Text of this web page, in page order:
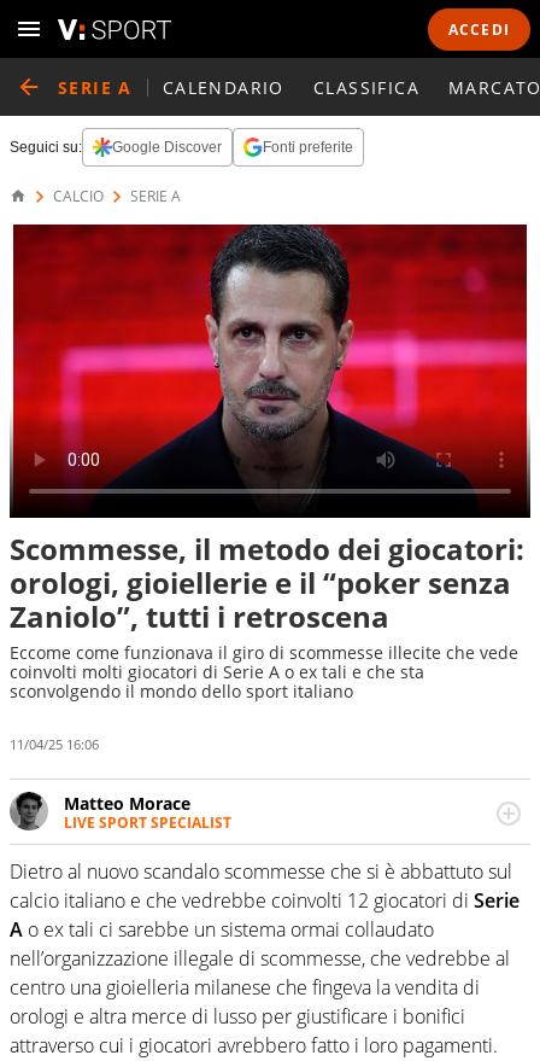
ACCEDI
SERIE A CALENDARIO CLASSIFICA
Seguici su: Google Discover Fonti preferite
CALCIO SERIE A
Scommesse, il metodo dei giocatori:
orologi, gioiellerie e il “poker senza
Zaniolo”, tutti i retroscena
Eccome come funzionava il giro di scommesse illecite che vede
coinvolti molti giocatori di Serie A o ex tali e che sta
sconvolgendo il mondo dello sport italiano
11/04/25 16:06
Matteo Morace
LIVE SPORT SPECIALIST
La multimedialità quale approccio personale e
professionale. Ama raccontare lo sport focalizzando ogni
attenzione sul tempo reale: la verità della dirette non
sono opinioni ma fatti
Dietro al nuovo scandalo scommesse che si è abbattuto sul
calcio italiano e che vedrebbe coinvolti 12 giocatori di Serie
A o ex tali ci sarebbe un sistema ormai collaudato
nell’organizzazione illegale di scommesse, che vedrebbe al
centro una gioielleria milanese che fingeva la vendita di
orologi e altra merce di lusso per giustificare i bonifici
attraverso cui i giocatori avrebbero fatto i loro pagamenti.